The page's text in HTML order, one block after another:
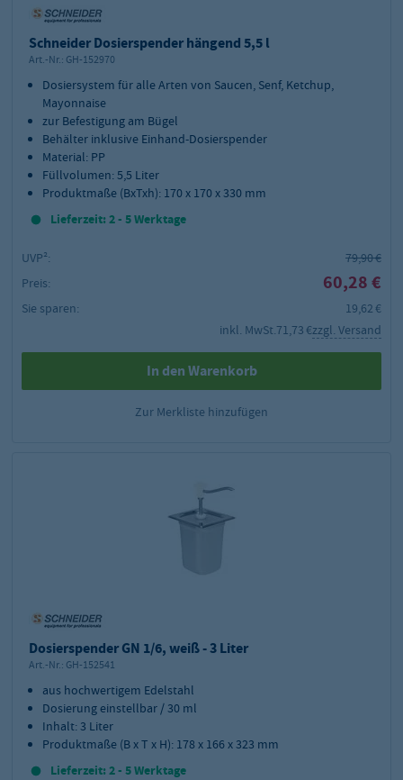
Schneider Dosierspender hängend 5,5 l
Art.-Nr.: GH-152970
Dosiersystem für alle Arten von Saucen, Senf, Ketchup,
Mayonnaise
zur Befestigung am Bügel
Behälter inklusive Einhand-Dosierspender
Material: PP
Füllvolumen: 5,5 Liter
Produktmaße (BxTxh): 170 x 170 x 330 mm
Lieferzeit: 2 - 5 Werktage
UVP²:
79,90 €
Preis:
60,28 €
Sie sparen:
19,62 €
inkl. MwSt.71,73 €zzgl. Versand
In den Warenkorb
Zur Merkliste hinzufügen
Dosierspender GN 1/6, weiß - 3 Liter
Art.-Nr.: GH-152541
aus hochwertigem Edelstahl
Dosierung einstellbar / 30 ml
Inhalt: 3 Liter
Produktmaße (B x T x H): 178 x 166 x 323 mm
Lieferzeit: 2 - 5 Werktage